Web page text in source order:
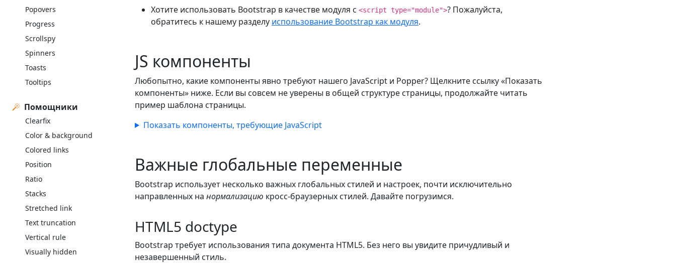
Popovers
Progress
Scrollspy
Spinners
Toasts
Tooltips
Помощники
Clearfix
Color & background
Colored links
Position
Ratio
Stacks
Stretched link
Text truncation
Vertical rule
Visually hidden
Хотите использовать Bootstrap в качестве модуля с <script type="module">? Пожалуйста,
обратитесь к нашему разделу использование Bootstrap как модуля.
JS компоненты
Любопытно, какие компоненты явно требуют нашего JavaScript и Popper? Щелкните ссылку «Показать
компоненты» ниже. Если вы совсем не уверены в общей структуре страницы, продолжайте читать
пример шаблона страницы.
Показать компоненты, требующие JavaScript
Важные глобальные переменные
Bootstrap использует несколько важных глобальных стилей и настроек, почти исключительно
направленных на нормализацию кросс-браузерных стилей. Давайте погрузимся.
HTML5 doctype
Bootstrap требует использования типа документа HTML5. Без него вы увидите причудливый и
незавершенный стиль.